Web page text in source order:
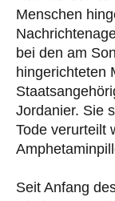
Menschen
bei den am
hingerichteten
Jordanier. Sie
Tode verurteilt
Seit Anfang